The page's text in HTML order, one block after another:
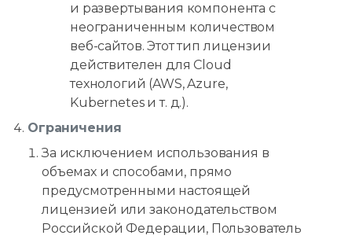
и развертывания компонента с
неограниченным количеством
веб-сайтов. Этот тип лицензии
действителен для Cloud
технологий (AWS, Azure,
Kubernetes и т. д.).
Ограничения
За исключением использования в
объемах и способами, прямо
предусмотренными настоящей
лицензией или законодательством
Российской Федерации, Пользователь